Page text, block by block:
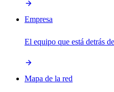
Empresa
El equipo que está detrás
Mapa de la red